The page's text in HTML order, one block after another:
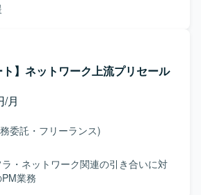
ト】ネットワーク上流プリセール
/月
委託・フリーランス)
・ネットワーク関連の引き合いに対
業務